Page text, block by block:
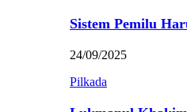
Sistem Pemilu
24/09/2025
Pilkada